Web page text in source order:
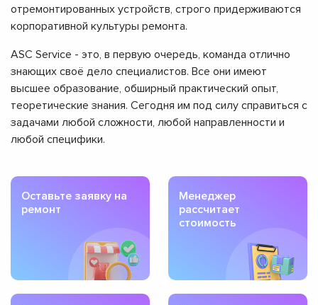
отремонтированных устройств, строго придерживаются
корпоративной культуры ремонта.
ASC Service - это, в первую очередь, команда отлично
знающих своё дело специалистов. Все они имеют
высшее образование, обширный практический опыт,
теоретические знания. Сегодня им под силу справиться с
задачами любой сложности, любой направленности и
любой специфики.
Оставьте заявку на
ремонт
Менеджер
рассчитает
стоимость